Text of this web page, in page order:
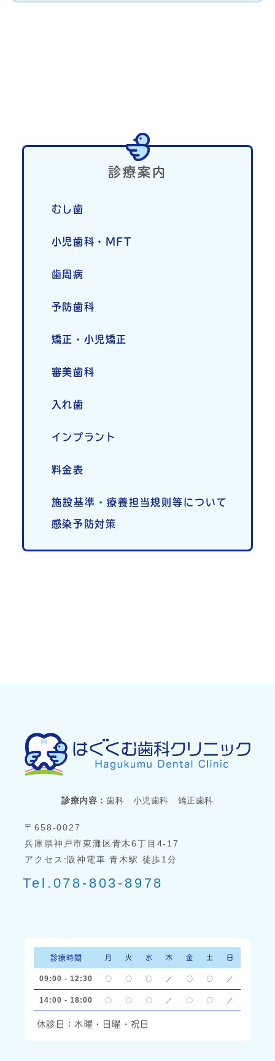
診療案内
むし歯
小児歯科・MFT
歯周病
予防歯科
矯正・小児矯正
審美歯科
入れ歯
インプラント
料金表
施設基準・療養担当規則等について
感染予防対策
診療内容：歯科 小児歯科 矯正歯科
〒658-0027
兵庫県神戸市東灘区青木6丁目4-17
アクセス:阪神電車 青木駅 徒歩1分
Tel.078-803-8978
診療時間 月 火 水 木 金 土 日
09:00 - 12:30 〇 〇 〇 ／ 〇 〇 ／
14:00 - 18:00 〇 〇 〇 ／ 〇 〇 ／
休診日：木曜・日曜・祝日